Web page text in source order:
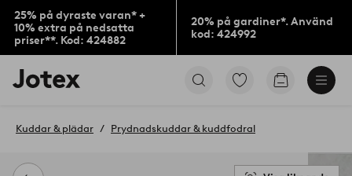
25% på dyraste varan* +
10% extra på nedsatta
priser**. Kod: 424882
20% på gardiner*. Använd
kod: 424992
Jotex
logotyp
till
Gå
produkter
Gå
Kuddar & plädar Prydnadskuddar & kuddfodral